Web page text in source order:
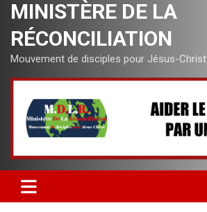
MINISTÈRE DE LA
RÉCONCILIATION
Mouvement de disciples pour Jésus-Christ